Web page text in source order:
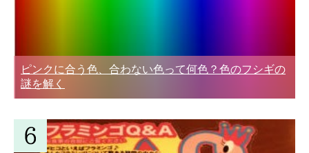
ピンクに合う色、合わない色って何色？色のフシギの
謎を解く